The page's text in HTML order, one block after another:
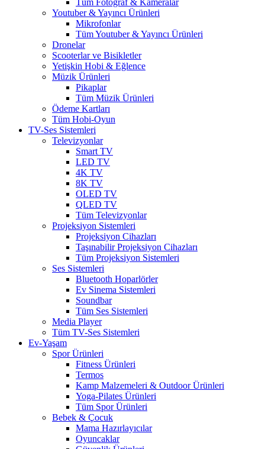
Tüm Fotoğraf & Kameralar
Youtuber & Yayıncı Ürünleri
Mikrofonlar
Tüm Youtuber & Yayıncı Ürünleri
Dronelar
Scooterlar ve Bisikletler
Yetişkin Hobi & Eğlence
Müzik Ürünleri
Pikaplar
Tüm Müzik Ürünleri
Ödeme Kartları
Tüm Hobi-Oyun
TV-Ses Sistemleri
Televizyonlar
Smart TV
LED TV
4K TV
8K TV
OLED TV
QLED TV
Tüm Televizyonlar
Projeksiyon Sistemleri
Projeksiyon Cihazları
Taşınabilir Projeksiyon Cihazları
Tüm Projeksiyon Sistemleri
Ses Sistemleri
Bluetooth Hoparlörler
Ev Sinema Sistemleri
Soundbar
Tüm Ses Sistemleri
Media Player
Tüm TV-Ses Sistemleri
Ev-Yaşam
Spor Ürünleri
Fitness Ürünleri
Termos
Kamp Malzemeleri & Outdoor Ürünleri
Yoga-Pilates Ürünleri
Tüm Spor Ürünleri
Bebek & Çocuk
Mama Hazırlayıcılar
Oyuncaklar